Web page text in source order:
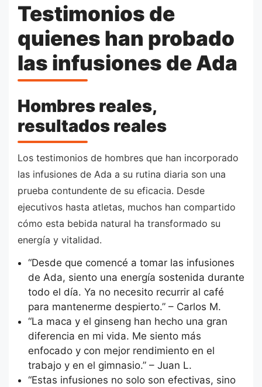
Testimonios de
quienes han probado
las infusiones de Ada
Hombres reales,
resultados reales
Los testimonios de hombres que han incorporado
las infusiones de Ada a su rutina diaria son una
prueba contundente de su eficacia. Desde
ejecutivos hasta atletas, muchos han compartido
cómo esta bebida natural ha transformado su
energía y vitalidad.
“Desde que comencé a tomar las infusiones
de Ada, siento una energía sostenida durante
todo el día. Ya no necesito recurrir al café
para mantenerme despierto.” – Carlos M.
“La maca y el ginseng han hecho una gran
diferencia en mi vida. Me siento más
enfocado y con mejor rendimiento en el
trabajo y en el gimnasio.” – Juan L.
“Estas infusiones no solo son efectivas, sino